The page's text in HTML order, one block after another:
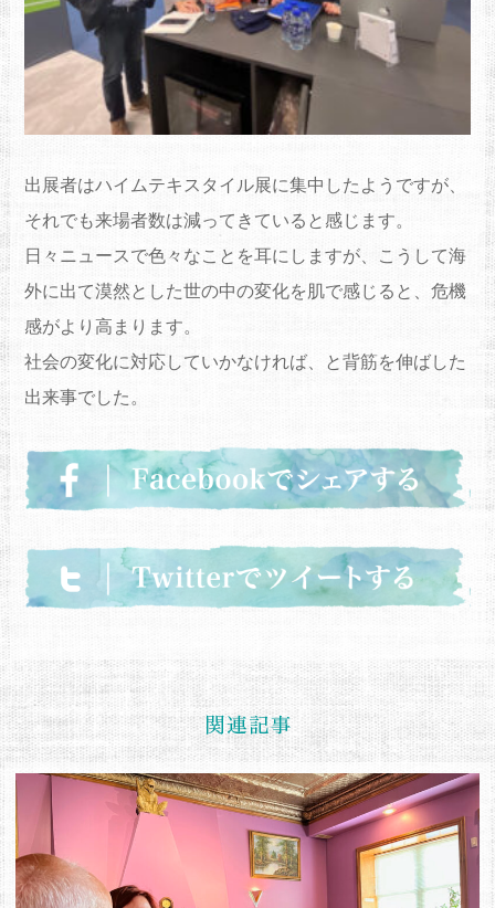
出展者はハイムテキスタイル展に集中したようですが、
それでも来場者数は減ってきていると感じます。
日々ニュースで色々なことを耳にしますが、こうして海
外に出て漠然とした世の中の変化を肌で感じると、危機
感がより高まります。
社会の変化に対応していかなければ、と背筋を伸ばした
出来事でした。